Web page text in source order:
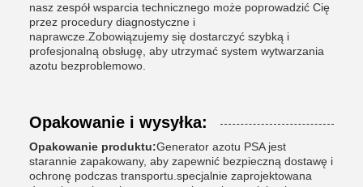
nasz zespół wsparcia technicznego może poprowadzić Cię
przez procedury diagnostyczne i
naprawcze.Zobowiązujemy się dostarczyć szybką i
profesjonalną obsługę, aby utrzymać system wytwarzania
azotu bezproblemowo.
Opakowanie i wysyłka:
Opakowanie produktu:Generator azotu PSA jest
starannie zapakowany, aby zapewnić bezpieczną dostawę i
ochronę podczas transportu.specjalnie zaprojektowana